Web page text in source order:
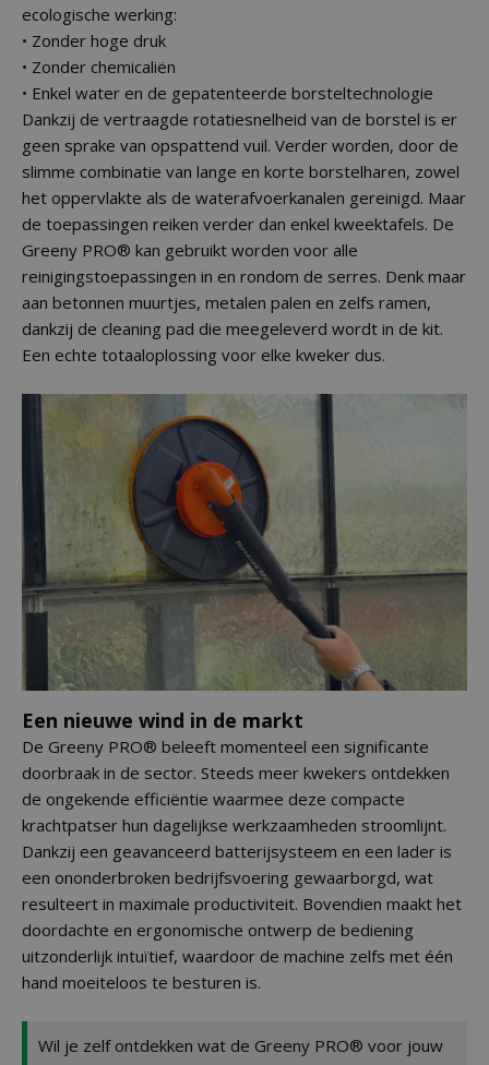
ecologische werking:
• Zonder hoge druk
• Zonder chemicaliën
• Enkel water en de gepatenteerde borsteltechnologie
Dankzij de vertraagde rotatiesnelheid van de borstel is er
geen sprake van opspattend vuil. Verder worden, door de
slimme combinatie van lange en korte borstelharen, zowel
het oppervlakte als de waterafvoerkanalen gereinigd. Maar
de toepassingen reiken verder dan enkel kweektafels. De
Greeny PRO® kan gebruikt worden voor alle
reinigingstoepassingen in en rondom de serres. Denk maar
aan betonnen muurtjes, metalen palen en zelfs ramen,
dankzij de cleaning pad die meegeleverd wordt in de kit.
Een echte totaaloplossing voor elke kweker dus.
Een nieuwe wind in de markt
De Greeny PRO® beleeft momenteel een significante
doorbraak in de sector. Steeds meer kwekers ontdekken
de ongekende efficiëntie waarmee deze compacte
krachtpatser hun dagelijkse werkzaamheden stroomlijnt.
Dankzij een geavanceerd batterijsysteem en een lader is
een ononderbroken bedrijfsvoering gewaarborgd, wat
resulteert in maximale productiviteit. Bovendien maakt het
doordachte en ergonomische ontwerp de bediening
uitzonderlijk intuïtief, waardoor de machine zelfs met één
hand moeiteloos te besturen is.
Wil je zelf ontdekken wat de Greeny PRO® voor jouw